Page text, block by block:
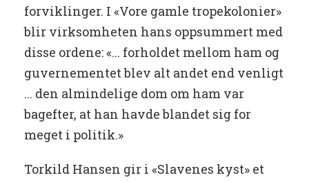
forviklinger. I «Vore gamle tropekolonier»
blir virksomheten hans oppsummert med
disse ordene: «... forholdet mellom ham og
guvernementet blev alt andet end venligt
... den almindelige dom om ham var
bagefter, at han havde blandet sig for
meget i politik.»
Torkild Hansen gir i «Slavenes kyst» et